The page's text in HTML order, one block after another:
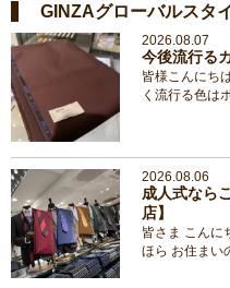
GINZAグローバルスタ
2026.08.07
今後流行る
皆様こんにち
く流行る色は
2026.08.06
成人式なら
店】
皆さま こんに
ほら お住まい